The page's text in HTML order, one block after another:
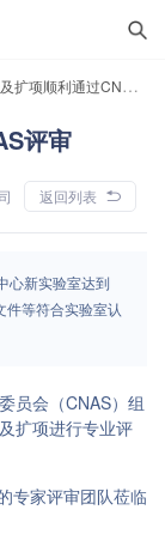
项顺利通过CNAS评审
评审
返回列表
心新实验室达到
等符合实验室认
员会（CNAS）组
扩项进行专业评